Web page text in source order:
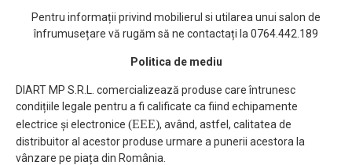
Pentru informații privind mobilierul si utilarea unui salon de
înfrumusețare vă rugăm să ne contactați la 0764.442.189
Politica de mediu
DIART MP S.R.L. comercializează produse care întrunesc
condițiile legale pentru a fi calificate ca fiind echipamente
electrice și electronice (EEE), având, astfel, calitatea de
distribuitor al acestor produse urmare a punerii acestora la
vânzare pe piața din România.